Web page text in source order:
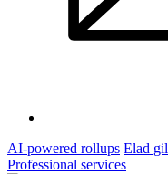
AI-powered rollups Elad gil
Professional services